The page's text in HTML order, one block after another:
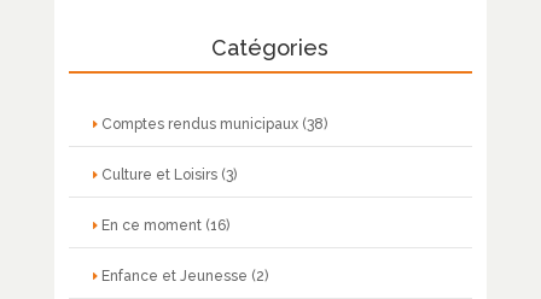
Catégories
Comptes rendus municipaux(38)
Culture et Loisirs(3)
En ce moment(16)
Enfance et Jeunesse (2)